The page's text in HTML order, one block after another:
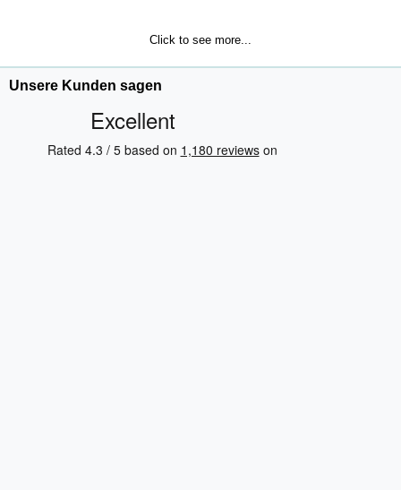
Click to see more...
Unsere Kunden sagen